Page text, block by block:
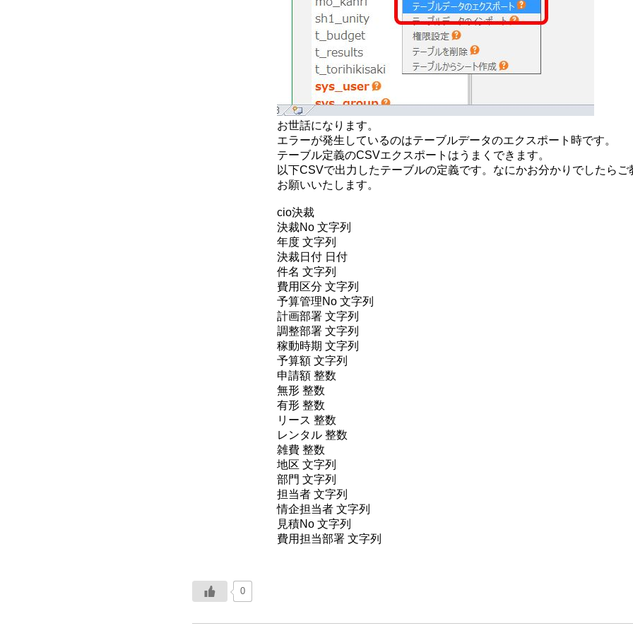
お世話になります。
エラーが発生しているのはテーブルデータのエクスポート時です。
テーブル定義のCSVエクスポートはうまくできます。
以下CSVで出力したテーブルの定義です。なにかお分かりでしたらご
お願いいたします。
cio決裁
決裁No 文字列
年度 文字列
決裁日付 日付
件名 文字列
費用区分 文字列
予算管理No 文字列
計画部署 文字列
調整部署 文字列
稼動時期 文字列
予算額 文字列
申請額 整数
無形 整数
有形 整数
リース 整数
レンタル 整数
雑費 整数
地区 文字列
部門 文字列
担当者 文字列
情企担当者 文字列
見積No 文字列
費用担当部署 文字列
0